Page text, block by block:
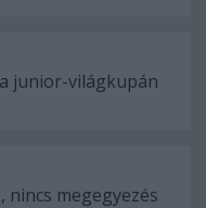
junior-világkupán
megegyezés